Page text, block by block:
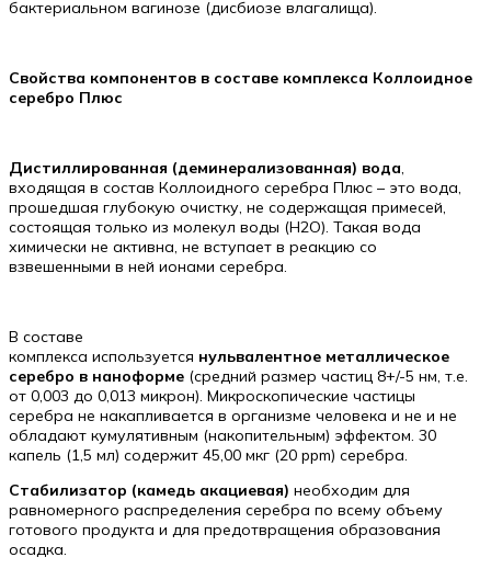
бактериальном вагинозе (дисбиозе влагалища).
Свойства компонентов в составе комплекса Коллоидное
серебро Плюс
Дистиллированная (деминерализованная) вода,
входящая в состав Коллоидного серебра Плюс – это вода,
прошедшая глубокую очистку, не содержащая примесей,
состоящая только из молекул воды (H2O). Такая вода
химически не активна, не вступает в реакцию со
взвешенными в ней ионами серебра.
В составе
комплекса используется нульвалентное металлическое
серебро в наноформе (средний размер частиц 8+/-5 нм, т.е.
от 0,003 до 0,013 микрон). Микроскопические частицы
серебра не накапливается в организме человека и не и не
обладают кумулятивным (накопительным) эффектом. 30
капель (1,5 мл) содержит 45,00 мкг (20 ppm) серебра.
Стабилизатор (камедь акациевая) необходим для
равномерного распределения серебра по всему объему
готового продукта и для предотвращения образования
осадка.